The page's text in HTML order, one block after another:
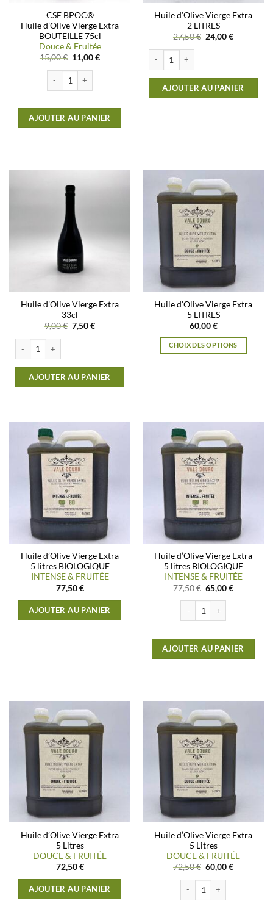
CSE BPOC®
Huile d’Olive Vierge Extra
BOUTEILLE 75cl
Douce & Fruitée
15,00€ Le
prix
initial
était :
15,00 €.
11,00€Le
AJOUTER AU PANIER
Huile d’Olive Vierge Extra
2 LITRES
27,50€ Le
prix
24,00€Le
AJOUTER AU PANIER
Huile d’Olive Vierge Extra
33cl
9,00€ Le
prix
7,50€Le
quantité de Huile d'Olive Vierge Extra33cl
AJOUTER AU PANIER
Huile d’Olive Vierge Extra
5 LITRES
60,00€
CHOIX DES OPTIONS
Les
options
peuvent
être
choisies
sur
la
page
du
produit
Huile d’Olive Vierge Extra
5 litres BIOLOGIQUE
INTENSE & FRUITÉE
77,50€
AJOUTER AU PANIER
Huile d’Olive Vierge Extra
5 litres BIOLOGIQUE
INTENSE & FRUITÉE
77,50€ Le
prix
initial
était :
77,50 €.
65,00€Le
quantité de Huile d'Olive
AJOUTER AU PANIER
Huile d’Olive Vierge Extra
5 Litres
DOUCE & FRUITÉE
72,50€
AJOUTER AU PANIER
Huile d’Olive Vierge Extra
5 Litres
DOUCE & FRUITÉE
72,50€ Le
prix
initial
était :
72,50 €.
60,00€Le